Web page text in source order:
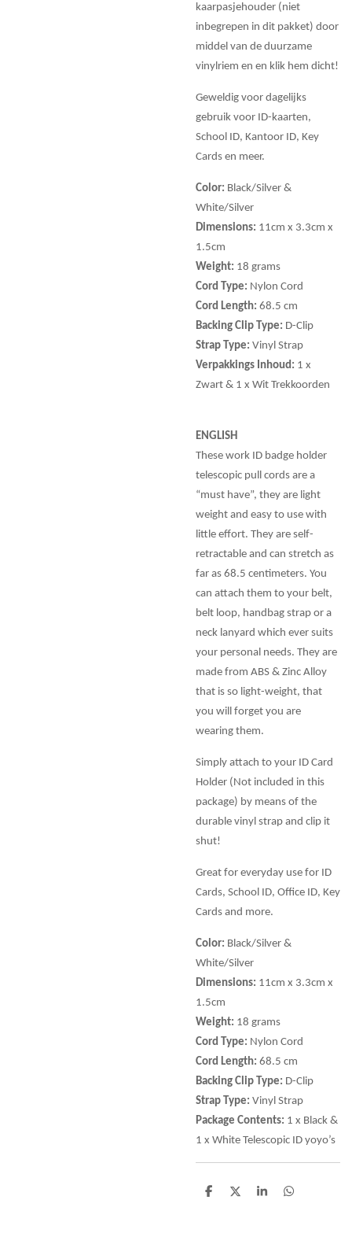
kaarpasjehouder (niet
inbegrepen in dit pakket) door
middel van de duurzame
vinylriem en en klik hem dicht!
Geweldig voor dagelijks
gebruik voor ID-kaarten,
School ID, Kantoor ID, Key
Cards en meer.
Color: Black/Silver &
White/Silver
Dimensions: 11cm x 3.3cm x
1.5cm
Weight: 18 grams
Cord Type: Nylon Cord
Cord Length: 68.5 cm
Backing Clip Type: D-Clip
Strap Type: Vinyl Strap
Verpakkings Inhoud: 1 x
Zwart & 1 x Wit Trekkoorden
ENGLISH
These work ID badge holder
telescopic pull cords are a
“must have”, they are light
weight and easy to use with
little effort. They are self-
retractable and can stretch as
far as 68.5 centimeters. You
can attach them to your belt,
belt loop, handbag strap or a
neck lanyard which ever suits
your personal needs. They are
made from ABS & Zinc Alloy
that is so light-weight, that
you will forget you are
wearing them.
Simply attach to your ID Card
Holder (Not included in this
package) by means of the
durable vinyl strap and clip it
shut!
Great for everyday use for ID
Cards, School ID, Office ID, Key
Cards and more.
Color: Black/Silver &
White/Silver
Dimensions: 11cm x 3.3cm x
1.5cm
Weight: 18 grams
Cord Type: Nylon Cord
Cord Length: 68.5 cm
Backing Clip Type: D-Clip
Strap Type: Vinyl Strap
Package Contents: 1 x Black &
1 x White Telescopic ID yoyo’s
D
D
S
D